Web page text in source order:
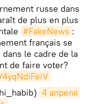
russe dans
de plus en plus
#FakeNews :
français se
le cadre de la
de faire voter?
4 апреля